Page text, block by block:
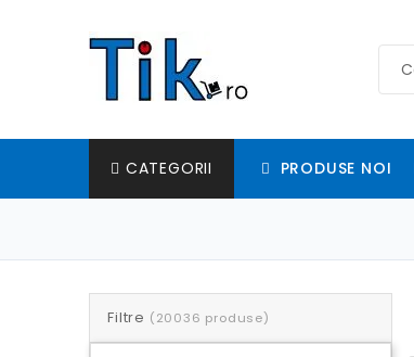
CATEGORII PRODUSE NOI
Filtre (20036 produse)